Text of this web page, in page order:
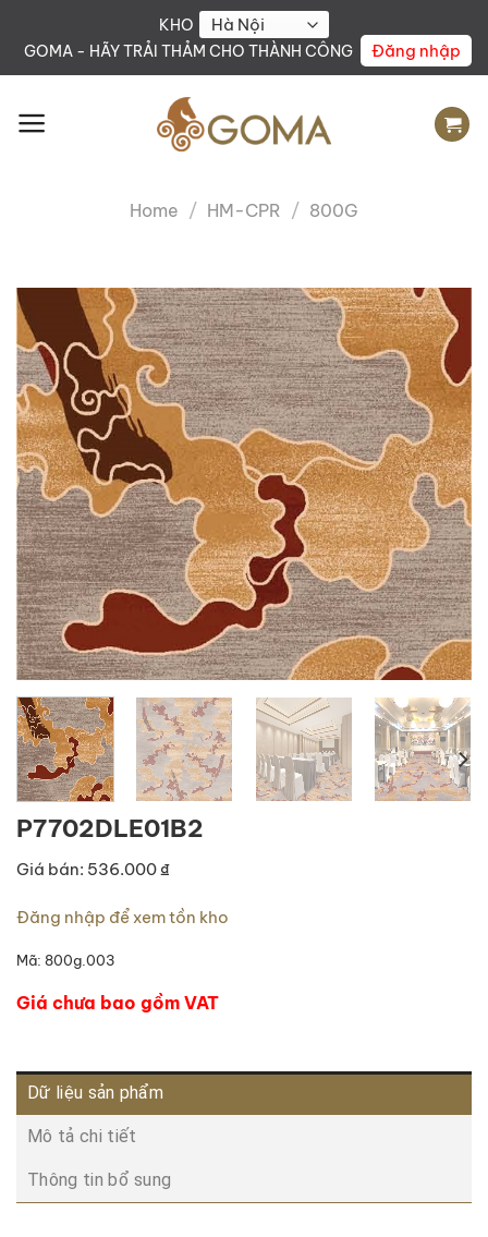
KHO
GOMA - HÃY TRẢI THẢM CHO THÀNH CÔNG
Đăng nhập
Home / HM-CPR / 800G
P7702DLE01B2
Giá bán: 536.000 ₫
Đăng nhập để xem tồn kho
Mã: 800g.003
Giá chưa bao gồm VAT
Dữ liệu sản phẩm
Mô tả chi tiết
Thông tin bổ sung